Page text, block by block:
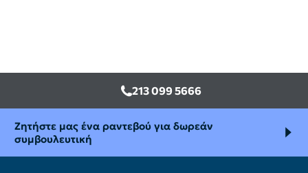
213 099 5666
Ζητήστε μας ένα ραντεβού για δωρεάν
συμβουλευτική